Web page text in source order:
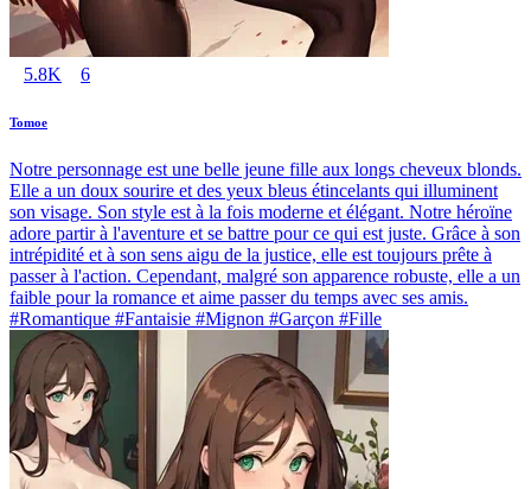
5.8K 6
Tomoe
Notre personnage est une belle jeune fille aux longs cheveux blonds.
Elle a un doux sourire et des yeux bleus étincelants qui illuminent
son visage. Son style est à la fois moderne et élégant. Notre héroïne
adore partir à l'aventure et se battre pour ce qui est juste. Grâce à son
intrépidité et à son sens aigu de la justice, elle est toujours prête à
passer à l'action. Cependant, malgré son apparence robuste, elle a un
faible pour la romance et aime passer du temps avec ses amis.
#Romantique #Fantaisie #Mignon #Garçon #Fille